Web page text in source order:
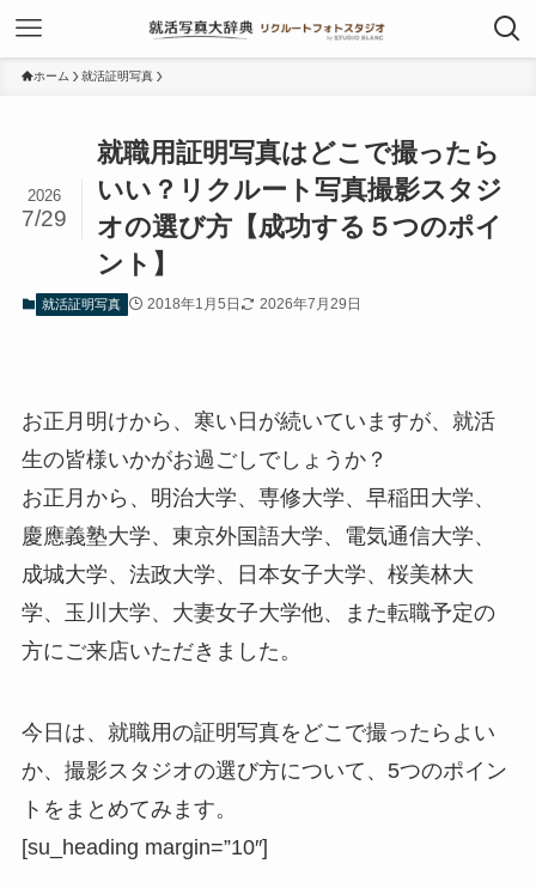
ホーム 就活証明写真
就職用証明写真はどこで撮ったら
いい？リクルート写真撮影スタジ
オの選び方【成功する５つのポイ
ント】
2026
7/29
就活証明写真 2018年1月5日 2026年7月29日
お正月明けから、寒い日が続いていますが、就活
生の皆様いかがお過ごしでしょうか？
お正月から、明治大学、専修大学、早稲田大学、
慶應義塾大学、東京外国語大学、電気通信大学、
成城大学、法政大学、日本女子大学、桜美林大
学、玉川大学、大妻女子大学他、また転職予定の
方にご来店いただきました。
今日は、就職用の証明写真をどこで撮ったらよい
か、撮影スタジオの選び方について、5つのポイン
トをまとめてみます。
[su_heading margin=”10″]